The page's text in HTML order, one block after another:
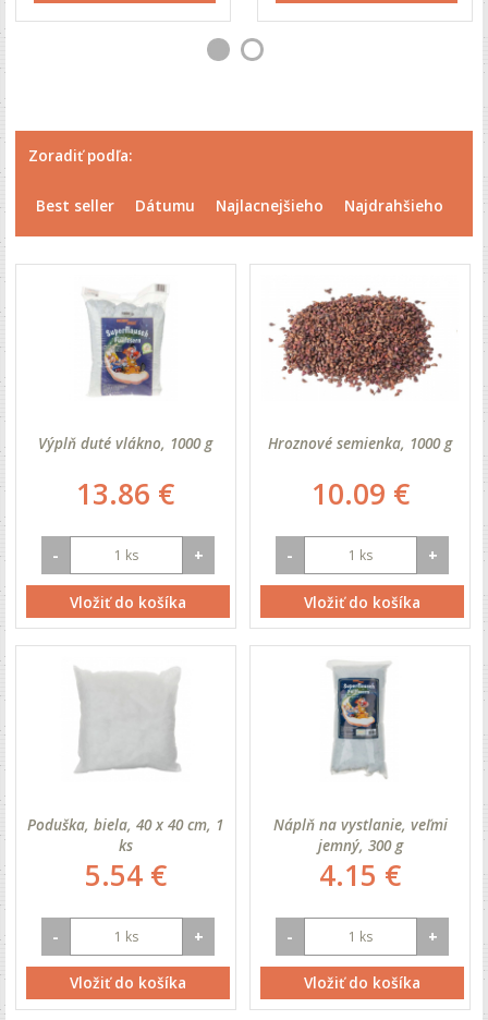
Zoradiť podľa:
Best seller Dátumu Najlacnejšieho Najdrahšieho
Výplň duté vlákno, 1000 g
13.86 €
- +
Vložiť do košíka
Hroznové semienka, 1000 g
10.09 €
- +
Vložiť do košíka
Poduška, biela, 40 x 40 cm, 1
ks
5.54 €
- +
Vložiť do košíka
Náplň na vystlanie, veľmi
jemný, 300 g
4.15 €
- +
Vložiť do košíka